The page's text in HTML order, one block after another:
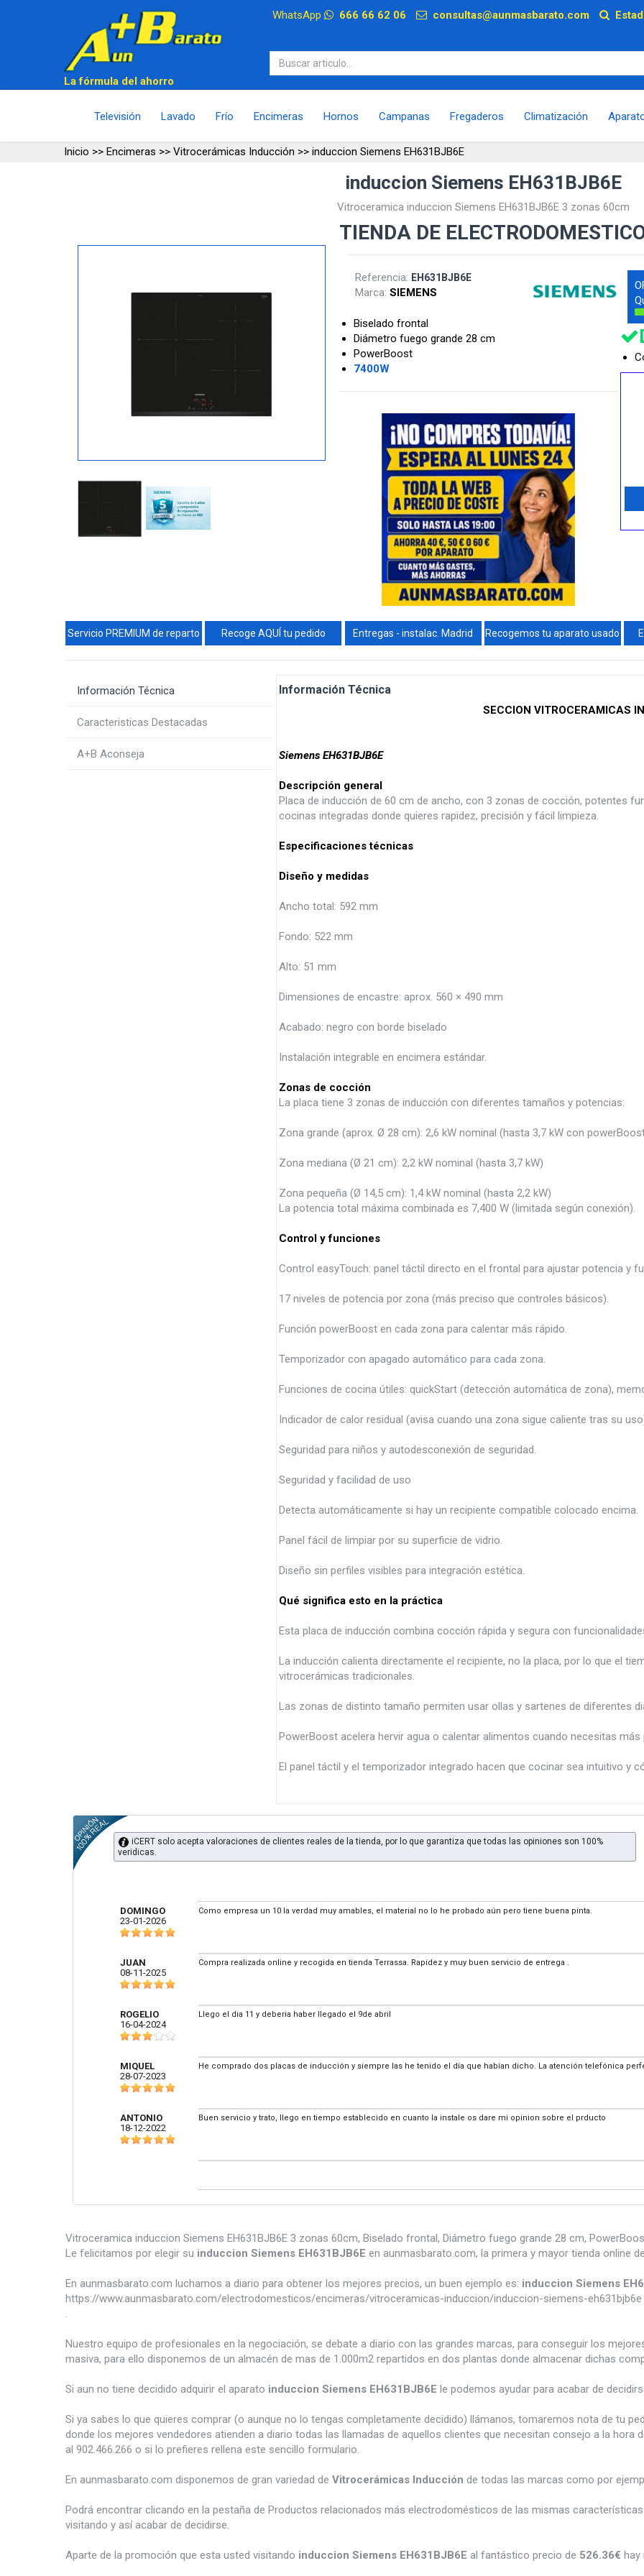
WhatsApp 666 66 62 06 consultas@aunmasbarato.com
La fórmula del ahorro
Televisión Lavado Frío Encimeras Hornos Campanas Fregaderos Climatización
Inicio >> Encimeras >> Vitrocerámicas Inducción >> induccion Siemens EH631BJB6E
induccion Siemens EH631BJB6E
Vitroceramica induccion Siemens EH631BJB6E 3 zonas 60cm
TIENDA DE
Referencia: EH631BJB6E
Marca:SIEMENS
Biselado frontal
Diámetro fuego grande 28 cm
PowerBoost
7400W
Servicio PREMIUM de reparto Recoge AQUÍ tu pedido Entregas - instalac. Madrid Recogemos tu aparato usado
Información Técnica
Caracteristicas Destacadas
A+B Aconseja
Información Técnica
SECCION VITROCERAMICAS
Siemens EH631BJB6E
Descripción general
Placa de inducción de 60 cm de ancho, con 3 zonas de cocción, potentes
cocinas integradas donde quieres rapidez, precisión y fácil limpieza.
Especificaciones técnicas
Diseño y medidas
Ancho total: 592 mm
Fondo: 522 mm
Alto: 51 mm
Dimensiones de encastre: aprox. 560 × 490 mm
Acabado: negro con borde biselado
Instalación integrable en encimera estándar.
Zonas de cocción
La placa tiene 3 zonas de inducción con diferentes tamaños y potencias:
Zona grande (aprox. Ø 28 cm): 2,6 kW nominal (hasta 3,7 kW con
Zona mediana (Ø 21 cm): 2,2 kW nominal (hasta 3,7 kW)
Zona pequeña (Ø 14,5 cm): 1,4 kW nominal (hasta 2,2 kW)
La potencia total máxima combinada es 7,400 W (limitada según conexión).
Control y funciones
Control easyTouch: panel táctil directo en el frontal para ajustar potencia y
17 niveles de potencia por zona (más preciso que controles básicos).
Función powerBoost en cada zona para calentar más rápido.
Temporizador con apagado automático para cada zona.
Funciones de cocina útiles: quickStart (detección automática de zona),
Indicador de calor residual (avisa cuando una zona sigue caliente tras su
Seguridad para niños y autodesconexión de seguridad.
Seguridad y facilidad de uso
Detecta automáticamente si hay un recipiente compatible colocado encima.
Panel fácil de limpiar por su superficie de vidrio.
Diseño sin perfiles visibles para integración estética.
Qué significa esto en la práctica
Esta placa de inducción combina cocción rápida y segura con
La inducción calienta directamente el recipiente, no la placa, por lo que el
vitrocerámicas tradicionales.
Las zonas de distinto tamaño permiten usar ollas y sartenes de diferentes
PowerBoost acelera hervir agua o calentar alimentos cuando necesitas más
El panel táctil y el temporizador integrado hacen que cocinar sea intuitivo y
iCERT solo acepta valoraciones de clientes reales de la tienda, por lo que garantiza que todas las opiniones son 100%
veridicas.
DOMINGO
23-01-2026
Como empresa un 10 la verdad muy amables, el material no lo he probado aún pero tiene buena pinta.
JUAN
08-11-2025
Compra realizada online y recogida en tienda Terrassa. Rapidez y muy buen servicio de entrega .
ROGELIO
16-04-2024
Llego el dia 11 y deberia haber llegado el 9de abril
MIQUEL
28-07-2023
He comprado dos placas de inducción y siempre las he tenido el día que habían dicho. La atención telefónica
ANTONIO
18-12-2022
Buen servicio y trato, llego en tiempo establecido en cuanto la instale os dare mi opinion sobre el prducto
Vitroceramica induccion Siemens EH631BJB6E 3 zonas 60cm, Biselado frontal, Diámetro fuego grande 28 cm,
Le felicitamos por elegir su induccion Siemens EH631BJB6E en aunmasbarato.com, la primera y mayor tienda online
En aunmasbarato.com luchamos a diario para obtener los mejores precios, un buen ejemplo es: induccion Siemens
https://www.aunmasbarato.com/electrodomesticos/encimeras/vitroceramicas-induccion/induccion-siemens-eh631bjb6e
.
Nuestro equipo de profesionales en la negociación, se debate a diario con las grandes marcas, para conseguir los
masiva, para ello disponemos de un almacén de mas de 1.000m2 repartidos en dos plantas donde almacenar dichas
Si aun no tiene decidido adquirir el aparato induccion Siemens EH631BJB6E le podemos ayudar para acabar de
Si ya sabes lo que quieres comprar (o aunque no lo tengas completamente decidido) llámanos, tomaremos nota de tu
donde los mejores vendedores atienden a diario todas las llamadas de aquellos clientes que necesitan consejo a la
al 902.466.266 o si lo prefieres rellena este sencillo formulario.
En aunmasbarato.com disponemos de gran variedad de Vitrocerámicas Inducción de todas las marcas como por
Podrá encontrar clicando en la pestaña de Productos relacionados más electrodomésticos de las mismas
visitando y así acabar de decidirse.
Aparte de la promoción que esta usted visitando induccion Siemens EH631BJB6E al fantástico precio de 526.36€ hay